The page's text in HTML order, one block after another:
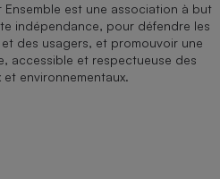
Ensemble est une association à but
indépendance, pour défendre les
des usagers, et promouvoir une
accessible et respectueuse des
environnementaux.